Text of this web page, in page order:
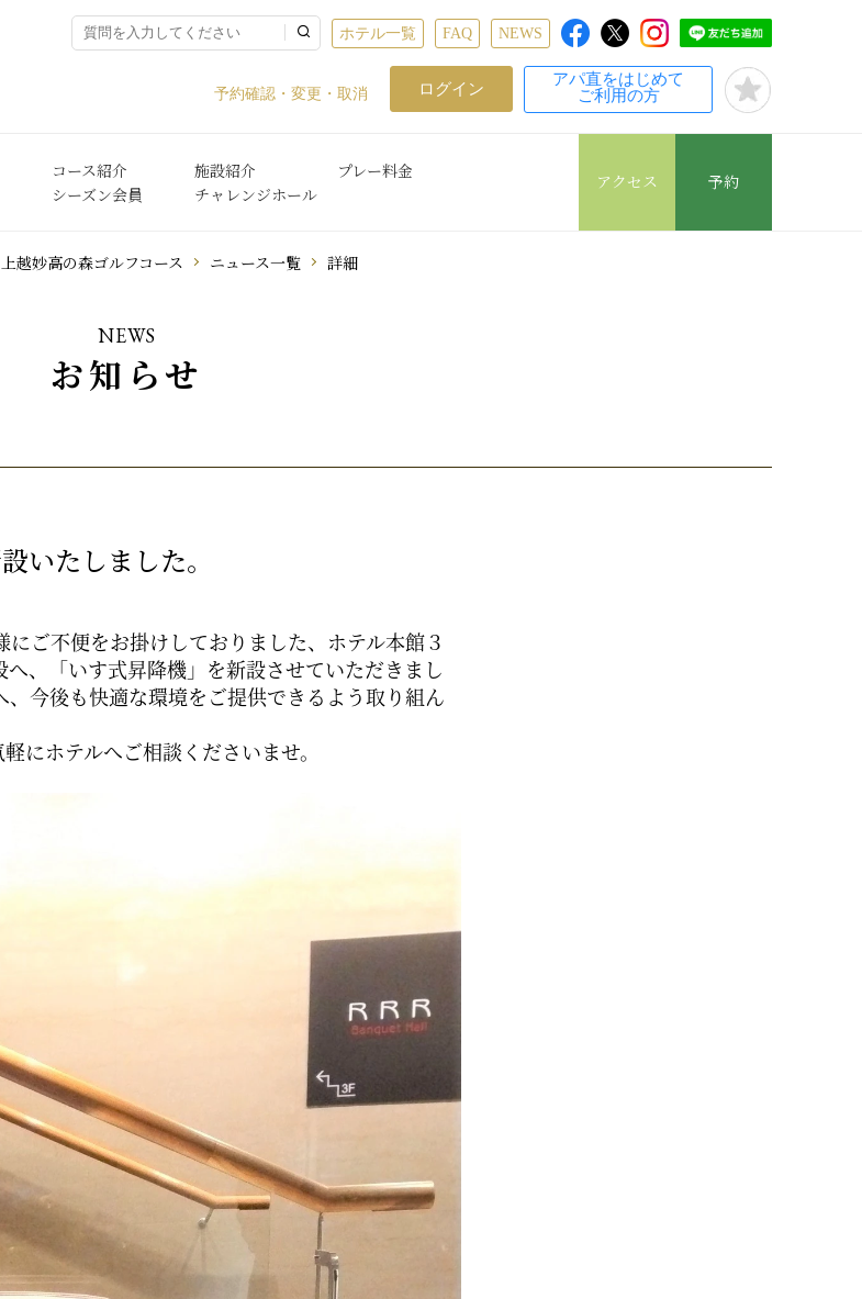
ホテル一覧 FAQ NEWS
予約確認・変更・取消 ログイン
アパ直をはじめて
ご利用の方
コース紹介 施設紹介
プレー料金
シーズン会員
チャレンジホール
アクセス 予約
越妙高の森ゴルフコース ニュース一覧 詳細
NEWS
お知らせ
いたしました。
ご不便をお掛けしておりました、ホテル本館３
、「いす式昇降機」を新設させていただきまし
今後も快適な環境をご提供できるよう取り組ん
にホテルへご相談くださいませ。